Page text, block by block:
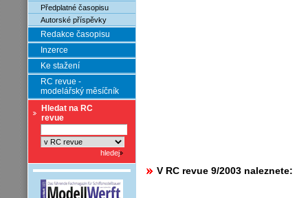
Předplatné časopisu
Autorské příspěvky
Redakce časopisu
Inzerce
Ke stažení
RC revue -
modelářský měsíčník
Hledat na RC
revue
V RC revue 9/2003 naleznete: